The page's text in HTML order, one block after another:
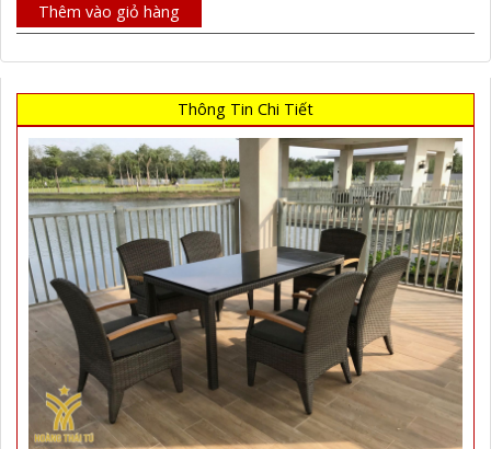
Thêm vào giỏ hàng
Thông Tin Chi Tiết